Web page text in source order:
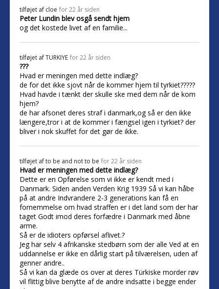
tilføjet af cloe for 22 år siden
Peter Lundin blev osgå sendt hjem
og det kostede livet af en familie...
tilføjet afTURKIYE for 22 år siden
???
Hvad er meningen med dette indlæg?
de for det ikke sjovt når de kommer hjem til tyrkiet?????
Hvad havde i tænkt der skulle ske med dem når de kom
hjem?
de har afsonet deres straf i danmark,og så er den ikke
længere,tror i at de kommer i fængsel igen i tyrkiet? der
bliver i nok skuffet for det gør de ikke.
tilføjet afto be and not to be for 22 år siden
Hvad er meningen med dette indlæg?
Dette er en Opførelse som vi ikke er kendt med i
Danmark. Siden anden Verden Krig 1939 Så vi kan håbe
på at andre Indvrandere 2-3 generations kan få en
fornemmelse om hvad straffen er i det land som der har
taget Godt imod deres forfædre i Danmark med åbne
arme.
Så er de idioters opførsel aflivet.?
Jeg har selv 4 afrikanske stedbørn som der alle Ved at en
uddannelse er ikke en dårlig start på tilværelsen, uden af
genner andre..
Så vi kan da glæde os over at deres Türkiske morder røv
vil flittig blive benytte af de andre indsatte i begge ender